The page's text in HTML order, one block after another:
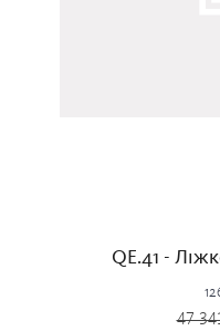
QE.41 -
47